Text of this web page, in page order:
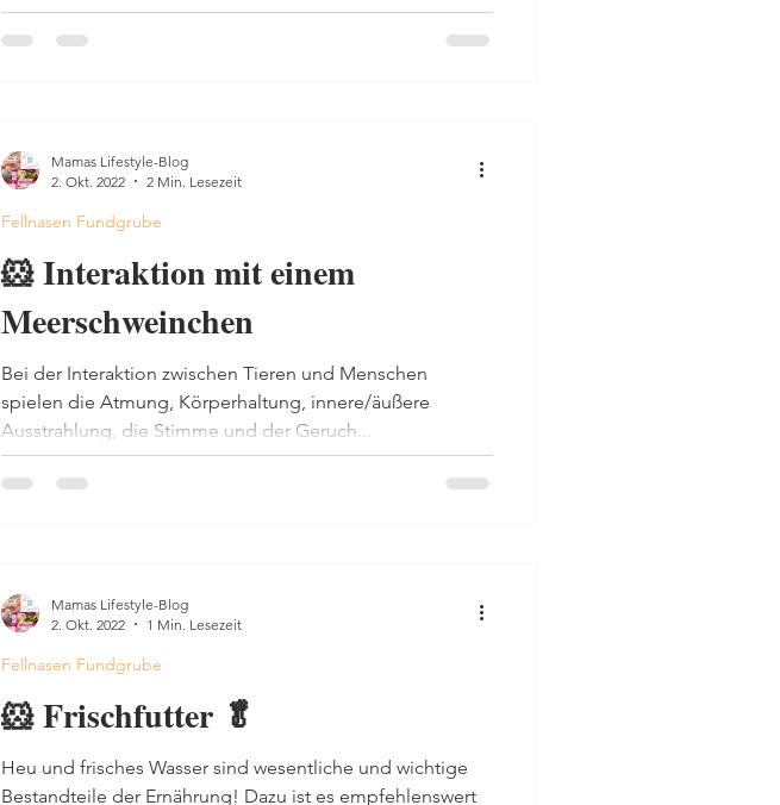
🐹 Interaktion mit einem
Meerschweinchen
Bei der Interaktion zwischen Tieren und Menschen
spielen die Atmung, Körperhaltung, innere/äußere
Ausstrahlung, die Stimme und der Geruch...
Fellnasen Fundgrube
Mamas Lifestyle-Blog
2. Okt. 2022
2 Min. Lesezeit
🐹 Frischfutter 🥬
Heu und frisches Wasser sind wesentliche und wichtige
Bestandteile der Ernährung! Dazu ist es empfehlenswert
Fellnasen Fundgrube
Mamas Lifestyle-Blog
2. Okt. 2022
1 Min. Lesezeit